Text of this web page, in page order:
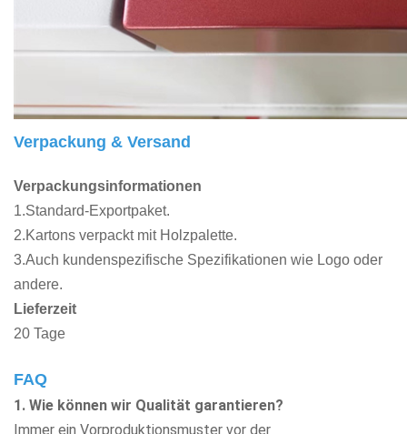
Verpackung & Versand
Verpackungsinformationen
1.Standard-Exportpaket.
2.Kartons verpackt mit Holzpalette.
3.Auch kundenspezifische Spezifikationen wie Logo oder
andere.
Lieferzeit
20 Tage
FAQ
1. Wie können wir Qualität garantieren?
Immer ein Vorproduktionsmuster vor der